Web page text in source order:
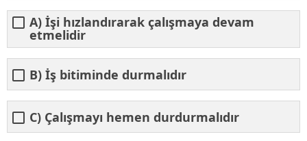
A) İşi hızlandırarak çalışmaya devam
etmelidir
B) İş bitiminde durmalıdır
C) Çalışmayı hemen durdurmalıdır